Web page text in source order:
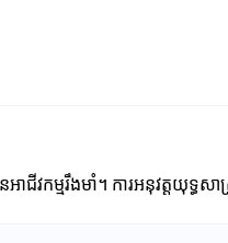
កម្មរឹងមាំ។ ការអនុវត្តយុទ្ធស